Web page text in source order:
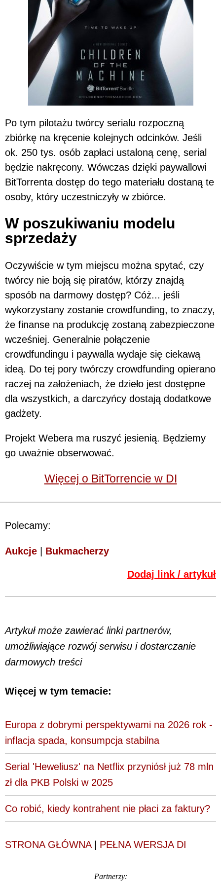
Po tym pilotażu twórcy serialu rozpoczną
zbiórkę na kręcenie kolejnych odcinków. Jeśli
ok. 250 tys. osób zapłaci ustaloną cenę, serial
będzie nakręcony. Wówczas dzięki paywallowi
BitTorrenta dostęp do tego materiału dostaną te
osoby, który uczestniczyły w zbiórce.
W poszukiwaniu modelu
sprzedaży
Oczywiście w tym miejscu można spytać, czy
twórcy nie boją się piratów, którzy znajdą
sposób na darmowy dostęp? Cóż... jeśli
wykorzystany zostanie crowdfunding, to znaczy,
że finanse na produkcję zostaną zabezpieczone
wcześniej. Generalnie połączenie
crowdfundingu i paywalla wydaje się ciekawą
ideą. Do tej pory twórczy crowdfunding opierano
raczej na założeniach, że dzieło jest dostępne
dla wszystkich, a darczyńcy dostają dodatkowe
gadżety.
Projekt Webera ma ruszyć jesienią. Będziemy
go uważnie obserwować.
Więcej o BitTorrencie w DI
Polecamy:
Aukcje Bukmacherzy
Dodaj link / artykuł
Artykuł może zawierać linki partnerów,
umożliwiające rozwój serwisu i dostarczanie
darmowych treści
Więcej w tym temacie:
Europa z dobrymi perspektywami na 2026 rok -
inflacja spada, konsumpcja stabilna
Serial 'Heweliusz' na Netflix przyniósł już 78 mln
zł dla PKB Polski w 2025
Co robić, kiedy kontrahent nie płaci za faktury?
STRONA GŁÓWNA| PEŁNA WERSJA DI
Partnerzy: